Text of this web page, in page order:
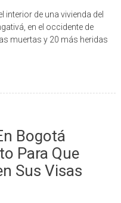
interior de una vivienda del
en el occidente de
muertas y 20 más heridas
Bogotá
Para Que
Sus Visas